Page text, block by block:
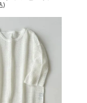
)